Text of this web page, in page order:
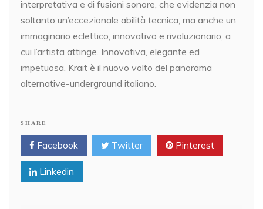
interpretativa e di fusioni sonore, che evidenzia non
soltanto un’eccezionale abilità tecnica, ma anche un
immaginario eclettico, innovativo e rivoluzionario, a
cui l’artista attinge. Innovativa, elegante ed
impetuosa, Krait è il nuovo volto del panorama
alternative-underground italiano.
SHARE
Facebook Twitter Pinterest
Linkedin